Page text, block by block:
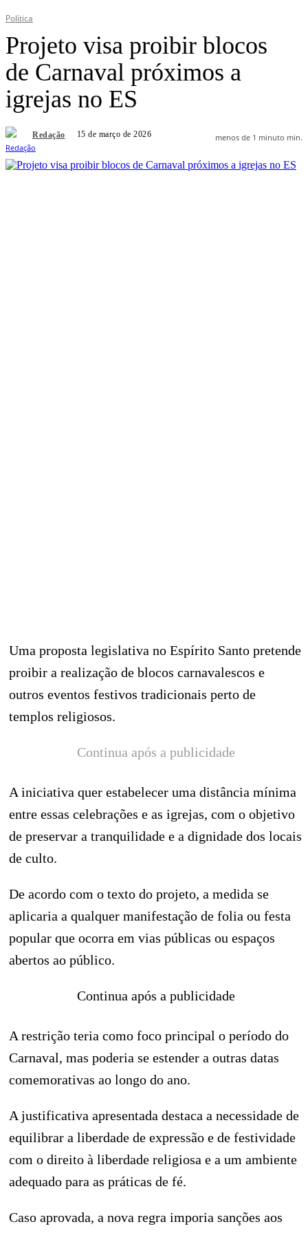
Política
Projeto visa proibir blocos
de Carnaval próximos a
igrejas no ES
Redação 15 de março de 2026 menos de 1 minuto min.
Uma proposta legislativa no Espírito Santo pretende
proibir a realização de blocos carnavalescos e
outros eventos festivos tradicionais perto de
templos religiosos.
Continua após a publicidade
A iniciativa quer estabelecer uma distância mínima
entre essas celebrações e as igrejas, com o objetivo
de preservar a tranquilidade e a dignidade dos locais
de culto.
De acordo com o texto do projeto, a medida se
aplicaria a qualquer manifestação de folia ou festa
popular que ocorra em vias públicas ou espaços
abertos ao público.
Continua após a publicidade
A restrição teria como foco principal o período do
Carnaval, mas poderia se estender a outras datas
comemorativas ao longo do ano.
A justificativa apresentada destaca a necessidade de
equilibrar a liberdade de expressão e de festividade
com o direito à liberdade religiosa e a um ambiente
adequado para as práticas de fé.
Caso aprovada, a nova regra imporia sanções aos